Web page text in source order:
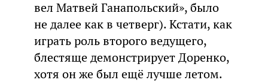
вел Матвей Ганапольский», было
не далее как в четверг). Кстати, как
играть роль второго ведущего,
блестяще демонстрирует Доренко,
хотя он же был ещё лучше летом.